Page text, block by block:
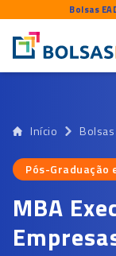
Bolsas
Início Bolsas
Pós-Graduação
Pós-
MBA